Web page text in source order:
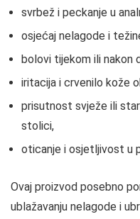
svrbež i peckanje u
osjećaj nelagode i
bolovi tijekom ili nakon
iritacija i crvenilo kože
prisutnost svježe ili
stolici,
oticanje i osjetljivost u
Ovaj proizvod posebno
ublažavanju nelagode i